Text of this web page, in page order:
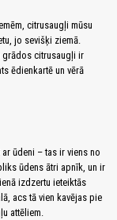
citrusaugļi mūsu
jo sevišķi ziemā.
grādos citrusaugļi ir
ēdienkartē un vērā
ūdeni – tas ir viens no
ūdens ātri apnīk, un ir
izdzertu ieteiktās
acs tā vien kavējas pie
attēliem.